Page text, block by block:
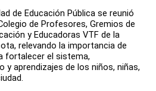
de Educación Pública se reunió
de Profesores, Gremios de
y Educadoras VTF de la
relevando la importancia de
fortalecer el sistema,
y aprendizajes de los niños, niñas,